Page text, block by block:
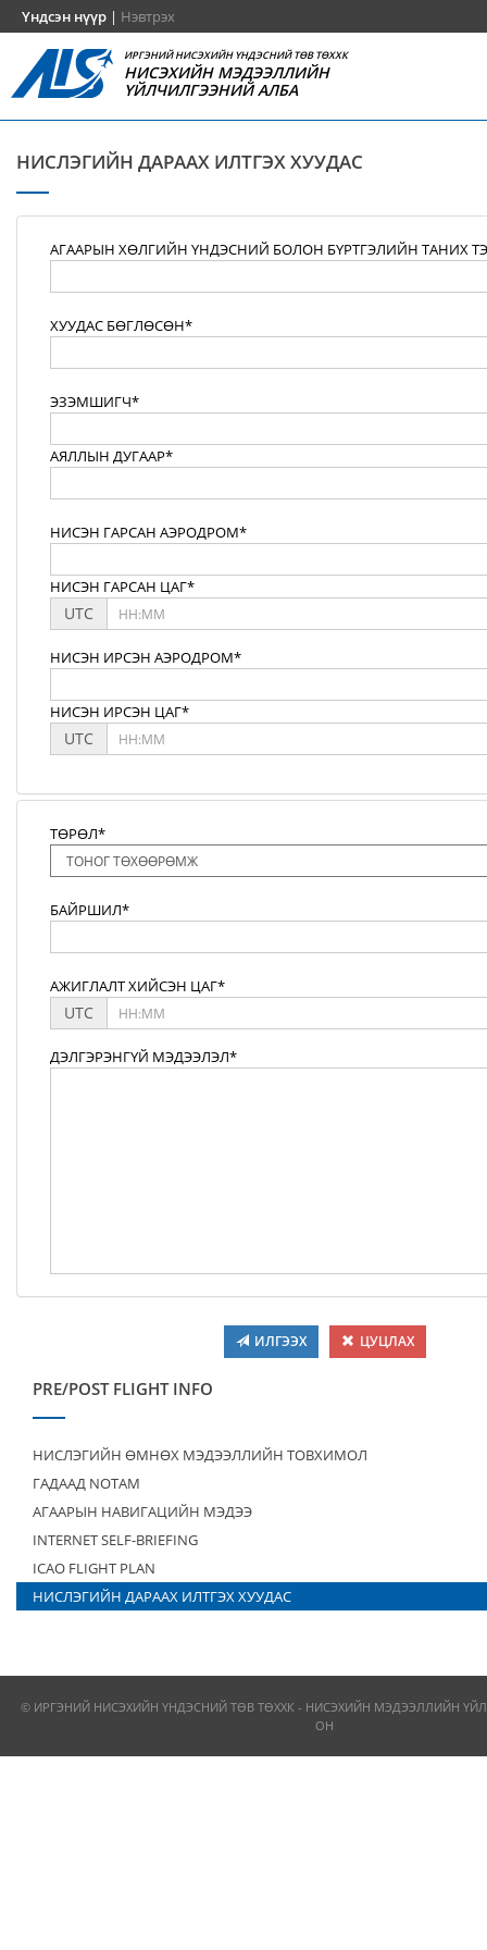
Үндсэн нүүр | Нэвтрэх
ИРГЭНИЙ НИСЭХИЙН ҮНДЭСНИЙ ТӨВ ТӨХХК
НИСЭХИЙН МЭДЭЭЛЛИЙН
ҮЙЛЧИЛГЭЭНИЙ АЛБА
НИСЛЭГИЙН ДАРААХ ИЛТГЭХ ХУУДАС
АГААРЫН ХӨЛГИЙН ҮНДЭСНИЙ БОЛОН БҮРТГЭЛИЙН ТАНИХ
ХУУДАС БӨГЛӨСӨН*
ЭЗЭМШИГЧ*
АЯЛЛЫН ДУГААР*
НИСЭН ГАРСАН АЭРОДРОМ*
НИСЭН ГАРСАН ЦАГ*
UTC
НИСЭН ИРСЭН АЭРОДРОМ*
НИСЭН ИРСЭН ЦАГ*
UTC
ТӨРӨЛ*
БАЙРШИЛ*
АЖИГЛАЛТ ХИЙСЭН ЦАГ*
UTC
ДЭЛГЭРЭНГҮЙ МЭДЭЭЛЭЛ*
ИЛГЭЭХ ЦУЦЛАХ
PRE/POST FLIGHT INFO
НИСЛЭГИЙН ӨМНӨХ МЭДЭЭЛЛИЙН ТОВХИМОЛ
ГАДААД NOTAM
АГААРЫН НАВИГАЦИЙН МЭДЭЭ
INTERNET SELF-BRIEFING
ICAO FLIGHT PLAN
НИСЛЭГИЙН ДАРААХ ИЛТГЭХ ХУУДАС
© ИРГЭНИЙ НИСЭХИЙН ҮНДЭСНИЙ ТӨВ ТӨХХК - НИСЭХИЙН МЭДЭЭЛЛИЙН
ОН